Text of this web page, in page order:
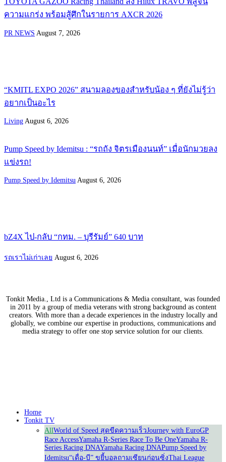
ความแกร่ง พร้อมสู้ศึกในรายการ AXCR 2026
PR NEWS August 7, 2026
“KMITL EXPO 2026” สนามลองของสำหรับน้อง ๆ ที่ยังไม่รู้ว่า
อยากเป็นอะไร
Living August 6, 2026
Pump Speed by Idemitsu : “รถถัง จิตรเมืองนนท์” เมื่อนักมวยลง
แข่งรถ!
Pump Speed by Idemitsu August 6, 2026
bZ4X ไป-กลับ “กทม. – บุรีรัมย์” 640 บาท
รถเราไม่เก่าเลย August 6, 2026
Tonkit Media., Ltd is a Communications & Media consultant, was founded
in 2011 by a group of media veterans with strong background as content
creators. With more than a decade experiences in the industry locally and
globally, we combine our expertise in productions, communications and
media strategy to offer one stop service solution for our clients.
Home
Tonkit TV
AllWorld of Speed สุดขีดความเร็วJourney with EuroGP
Race AccessYamaha R-Series Race To Be OneYamaha R-
Series Racing DNAYamaha Racing DNAPump Speed by
Idemitsu“เดื่อ-บี” ขยี้บอลถามเซียนก่อนซิ่งThai League